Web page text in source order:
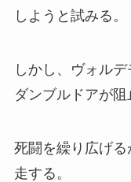
しようと試みる。
しかし、ヴォル
ダンブルドアが阻
死闘を繰り広げ
走する。